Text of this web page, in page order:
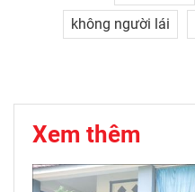
không người lái
Xem thêm